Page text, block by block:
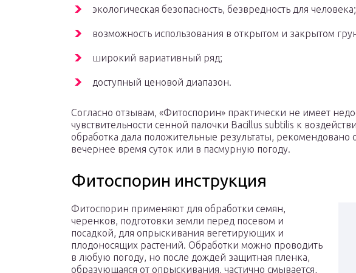
экологическая безопасность, безвредность для человека;
возможность использования в открытом и закрытом
широкий вариативный ряд;
доступный ценовой диапазон.
Согласно отзывам, «Фитоспорин» практически не имеет
чувствительности сенной палочки Bacillus subtilis к
обработка дала положительные результаты, рекомендовано
вечернее время суток или в пасмурную погоду.
Фитоспорин инструкция
Фитоспорин применяют для обработки семян,
черенков, подготовки земли перед посевом и
посадкой, для опрыскивания вегетирующих и
плодоносящих растений. Обработки можно проводить
в любую погоду, но после дождей защитная пленка,
образующаяся от опрыскивания, частично смывается,